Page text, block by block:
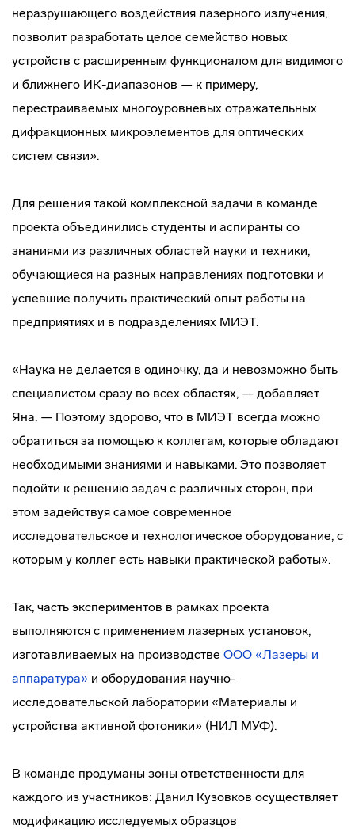
неразрушающего воздействия лазерного излучения,
позволит разработать целое семейство новых
устройств с расширенным функционалом для видимого
и ближнего ИК-диапазонов — к примеру,
перестраиваемых многоуровневых отражательных
дифракционных микроэлементов для оптических
систем связи».
Для решения такой комплексной задачи в команде
проекта объединились студенты и аспиранты со
знаниями из различных областей науки и техники,
обучающиеся на разных направлениях подготовки и
успевшие получить практический опыт работы на
предприятиях и в подразделениях МИЭТ.
«Наука не делается в одиночку, да и невозможно быть
специалистом сразу во всех областях, — добавляет
Яна. — Поэтому здорово, что в МИЭТ всегда можно
обратиться за помощью к коллегам, которые обладают
необходимыми знаниями и навыками. Это позволяет
подойти к решению задач с различных сторон, при
этом задействуя самое современное
исследовательское и технологическое оборудование, с
которым у коллег есть навыки практической работы».
Так, часть экспериментов в рамках проекта
выполняются с применением лазерных установок,
изготавливаемых на производстве ООО «Лазеры и
аппаратура» и оборудования научно-
исследовательской лаборатории «Материалы и
устройства активной фотоники» (НИЛ МУФ).
В команде продуманы зоны ответственности для
каждого из участников: Данил Кузовков осуществляет
модификацию исследуемых образцов